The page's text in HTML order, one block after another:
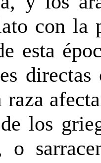
con la
esta
raza
los
o